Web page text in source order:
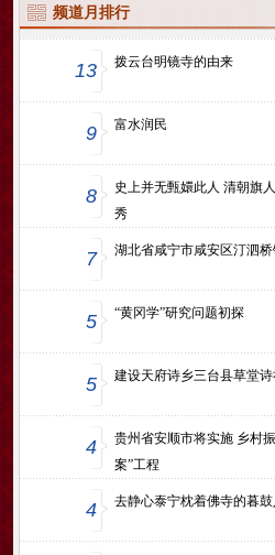
频道月排行
13 拨云台明镜寺的由来
9 富水润民
8
史上并无甄嬛此人 清朝旗
秀
7 湖北省咸宁市咸安区汀泗
5 “黄冈学”研究问题初探
5 建设天府诗乡三台县草堂
4
贵州省安顺市将实施 乡村
案”工程
4 去静心泰宁枕着佛寺的暮鼓